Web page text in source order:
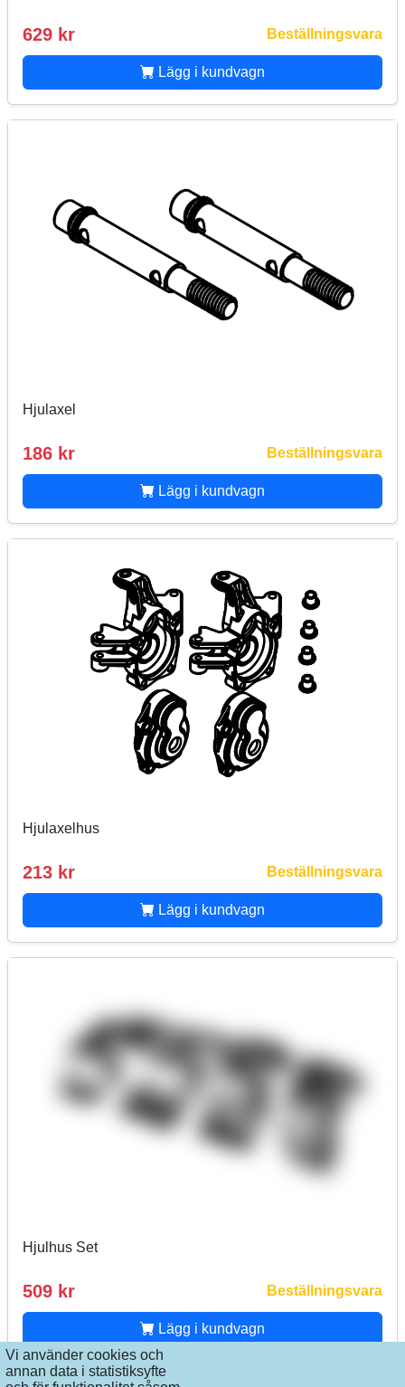
Vi använder cookies och
annan data i statistiksyfte
629 kr Beställningsvara
Lägg i kundvagn
Hjulaxel
186 kr Beställningsvara
Lägg i kundvagn
Hjulaxelhus
213 kr Beställningsvara
Lägg i kundvagn
Hjulhus Set
509 kr Beställningsvara
Lägg i kundvagn